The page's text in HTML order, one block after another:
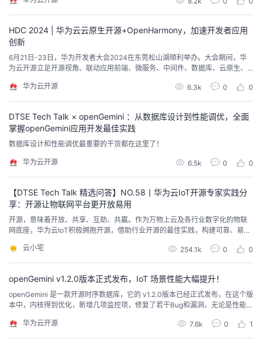
HDC 2024 | 华为云云原生开源+OpenHarmony，加速开发者应用
创新
6月21日-23日，华为开发者大会2024在东莞松山湖顺利举办。大会期间，华
为云开源立足开源视角、联动应用前端、微服务、中间件、数据库、云原生、
技术解读和实践案例分享，结合生动有趣的实操活动、1V1产品体验与交流，汇
聚全国各地的开发者与伙伴，共同探讨技术开源的持续创新与生态发展。
华为云开源 6.3k 0 0
DTSE Tech Talk × openGemini ：从数据库设计到性能调优，全面
掌握openGemini应用开发最佳实践
数据库设计和性能调优最重要的干货都在这里了！
华为云开源 6.5k 0 0
【DTSE Tech Talk 精选问答】NO.58丨华为云IoT开源专家实践分
享：开源让物联网平台更开放易用
开源，意味着开放、共享、互助、共赢。作为万物上云及各行业数字化的物联
网底座，华为云IoT积极拥抱开源，借助行业开源的最佳实践，构建可靠、易用
期直播，华为云IoT开源专家、物联网平台资深“程序猿”张俭，带你了解华为云I
oT的开源生态，并手把手教你玩转开源社区！
云小宅 254.1k 0 0
openGemini v1.2.0版本正式发布，IoT 场景性能大幅提升！
openGemini 是一款开源时序数据库，它的 v1.2.0版本已经正式发布，在这个版
本中，内核得到优化，新增几项监控项，修复了若干Bug和漏洞，无论是性能还
意见。华为云开源 7.6k 0 1